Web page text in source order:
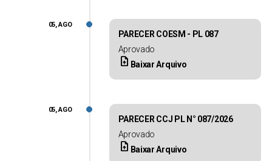
PARECER COESM - PL 087
Aprovado
upload_file Baixar Arquivo
05, AGO
PARECER CCJ PL N° 087/2026
Aprovado
upload_file Baixar Arquivo
05, AGO